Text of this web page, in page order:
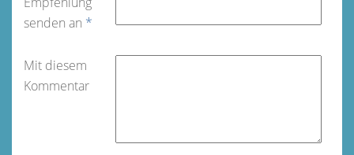
senden an *
Mit diesem
Kommentar